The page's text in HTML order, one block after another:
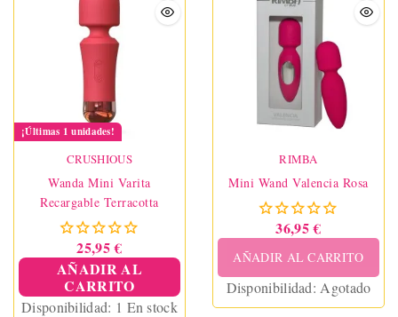
¡Últimas 1 unidades!
CRUSHIOUS
Wanda Mini Varita
Recargable Terracotta
25,95 €
AÑADIR AL
CARRITO
Disponibilidad: 1 En stock
RIMBA
Mini Wand Valencia Rosa
36,95 €
AÑADIR AL CARRITO
Disponibilidad: Agotado